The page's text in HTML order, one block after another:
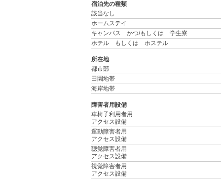
宿泊先の種類
該当なし
ホームステイ
キャンパス かつ/もしくは 学生寮
ホテル もしくは ホステル
所在地
都市部
田園地帯
海岸地帯
障害者用設備
車椅子利用者用
アクセス設備
運動障害者用
アクセス設備
聴覚障害者用
アクセス設備
視覚障害者用
アクセス設備